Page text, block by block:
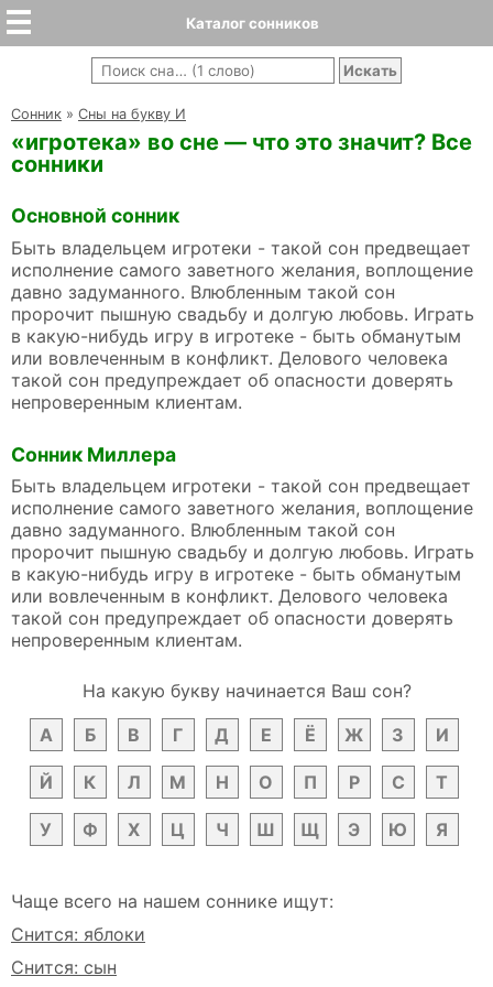
Каталог сонников
Cонник » Сны на букву И
«игротека» во сне — что это значит? Все
сонники
Основной сонник
Быть владельцем игротеки - такой сон предвещает
исполнение самого заветного желания, воплощение
давно задуманного. Влюбленным такой сон
пророчит пышную свадьбу и долгую любовь. Играть
в какую-нибудь игру в игротеке - быть обманутым
или вовлеченным в конфликт. Делового человека
такой сон предупреждает об опасности доверять
непроверенным клиентам.
Сонник Миллера
Быть владельцем игротеки - такой сон предвещает
исполнение самого заветного желания, воплощение
давно задуманного. Влюбленным такой сон
пророчит пышную свадьбу и долгую любовь. Играть
в какую-нибудь игру в игротеке - быть обманутым
или вовлеченным в конфликт. Делового человека
такой сон предупреждает об опасности доверять
непроверенным клиентам.
На какую букву начинается Ваш сон?
А
Б В Г Д Е Ё Ж З И
Й К Л М Н О П Р С Т
У Ф Х Ц Ч Ш Щ Э Ю Я
Чаще всего на нашем соннике ищут:
Снится: яблоки
Снится: сын